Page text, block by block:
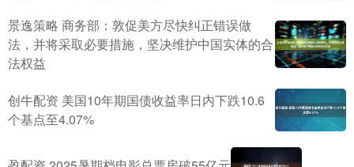
景逸策略 商务部：敦促美方尽快纠正错误做
法，并将采取必要措施，坚决维护中国实体的合
法权益
创牛配资 美国10年期国债收益率日内下跌10.6
个基点至4.07%